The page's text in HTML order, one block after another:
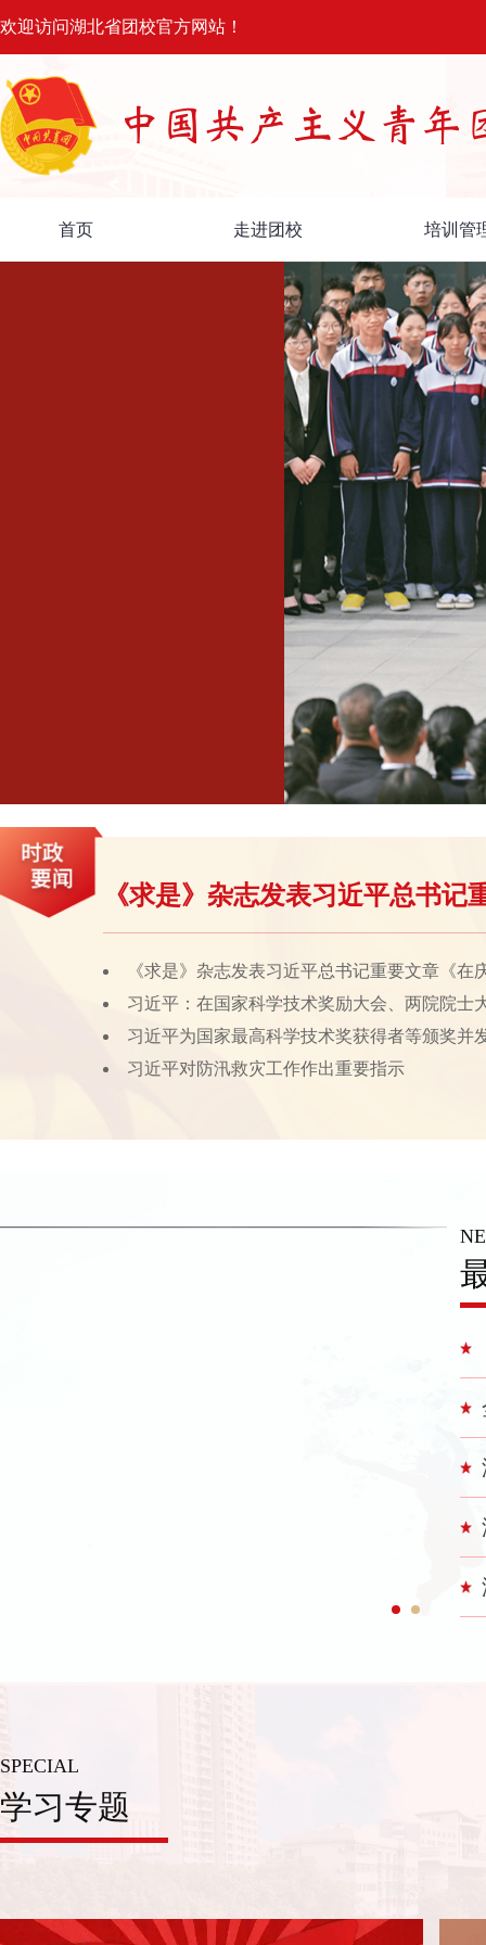
欢迎访问湖北省团校官方网站！
首页 走进团校 培训管
《求是》杂志发表习近平总书
《求是》杂志发表习近平总书记重要文章《
习近平：在国家科学技术奖励大会、两院院士
习近平为国家最高科学技术奖获得者等颁奖并
习近平对防汛救灾工作作出重要指示
SPECIAL
学习专题